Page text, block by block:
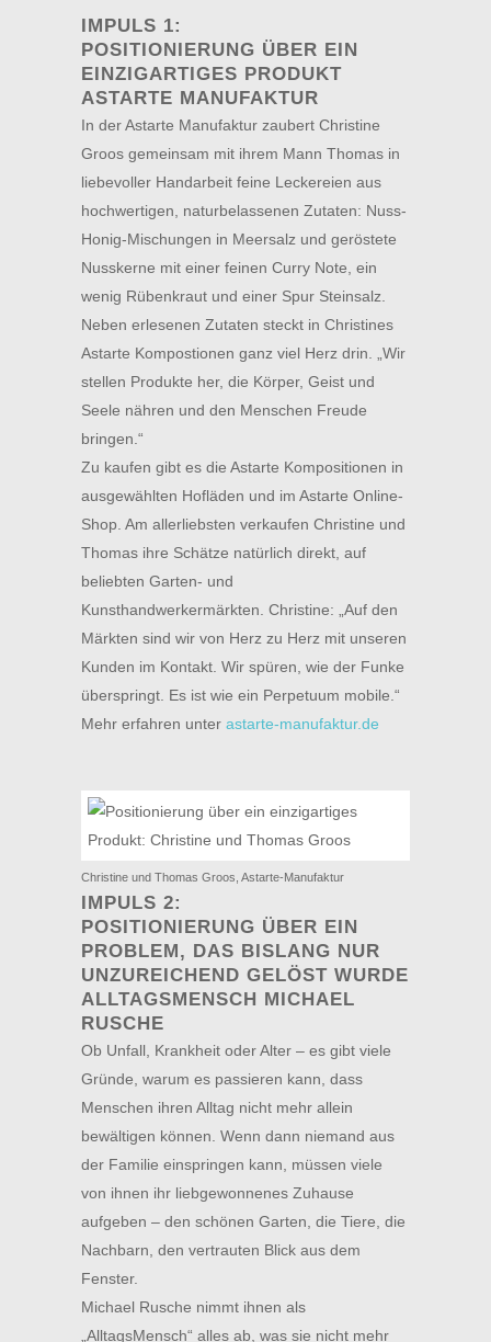
IMPULS 1:
POSITIONIERUNG ÜBER EIN
EINZIGARTIGES PRODUKT
ASTARTE MANUFAKTUR
In der Astarte Manufaktur zaubert Christine
Groos gemeinsam mit ihrem Mann Thomas in
liebevoller Handarbeit feine Leckereien aus
hochwertigen, naturbelassenen Zutaten: Nuss-
Honig-Mischungen in Meersalz und geröstete
Nusskerne mit einer feinen Curry Note, ein
wenig Rübenkraut und einer Spur Steinsalz.
Neben erlesenen Zutaten steckt in Christines
Astarte Kompostionen ganz viel Herz drin. „Wir
stellen Produkte her, die Körper, Geist und
Seele nähren und den Menschen Freude
bringen.“
Zu kaufen gibt es die Astarte Kompositionen in
ausgewählten Hofläden und im Astarte Online-
Shop. Am allerliebsten verkaufen Christine und
Thomas ihre Schätze natürlich direkt, auf
beliebten Garten- und
Kunsthandwerkermärkten. Christine: „Auf den
Märkten sind wir von Herz zu Herz mit unseren
Kunden im Kontakt. Wir spüren, wie der Funke
überspringt. Es ist wie ein Perpetuum mobile.“
Mehr erfahren unter astarte-manufaktur.de
Christine und Thomas Groos, Astarte-Manufaktur
IMPULS 2:
POSITIONIERUNG ÜBER EIN
PROBLEM, DAS BISLANG NUR
UNZUREICHEND GELÖST WURDE
ALLTAGSMENSCH MICHAEL
RUSCHE
Ob Unfall, Krankheit oder Alter – es gibt viele
Gründe, warum es passieren kann, dass
Menschen ihren Alltag nicht mehr allein
bewältigen können. Wenn dann niemand aus
der Familie einspringen kann, müssen viele
von ihnen ihr liebgewonnenes Zuhause
aufgeben – den schönen Garten, die Tiere, die
Nachbarn, den vertrauten Blick aus dem
Fenster.
Michael Rusche nimmt ihnen als
„AlltagsMensch“ alles ab, was sie nicht mehr